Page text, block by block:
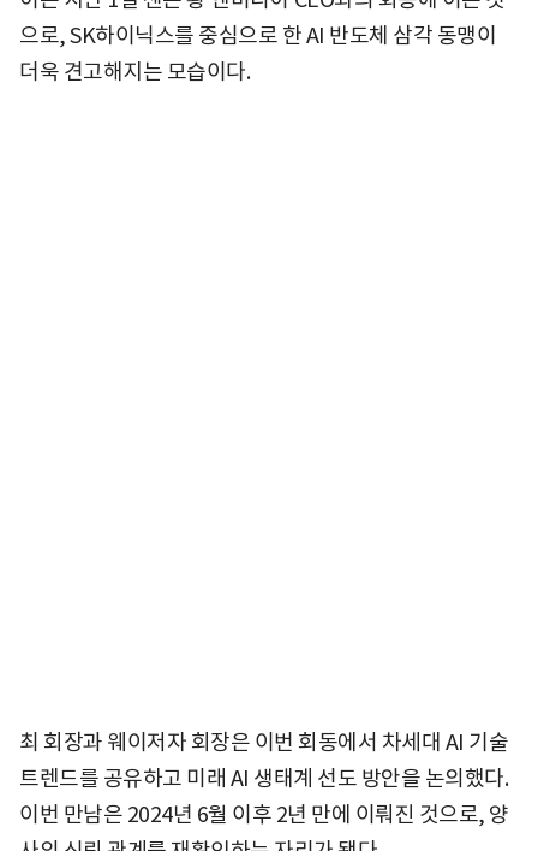
으로, SK하이닉스를 중심으로 한 AI 반도체 삼각 동맹이
더욱 견고해지는 모습이다.
최 회장과 웨이저자 회장은 이번 회동에서 차세대 AI 기술
트렌드를 공유하고 미래 AI 생태계 선도 방안을 논의했다.
이번 만남은 2024년 6월 이후 2년 만에 이뤄진 것으로, 양